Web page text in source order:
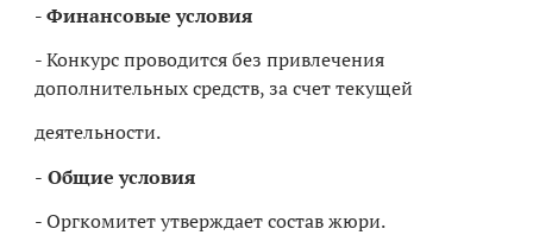
- Финансовые условия
- Конкурс проводится без привлечения
дополнительных средств, за счет текущей
деятельности.
- Общие условия
- Оргкомитет утверждает состав жюри.